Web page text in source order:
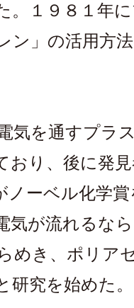
。１９８１年
ン」の活用方
気を通すプラ
おり、後に発
ノーベル化学
気が流れるな
めき、ポリア
研究を始めた。